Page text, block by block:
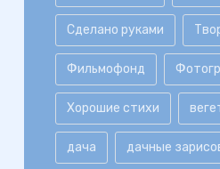
Сделано руками
Фильмофонд
Хорошие стихи
дача дачные